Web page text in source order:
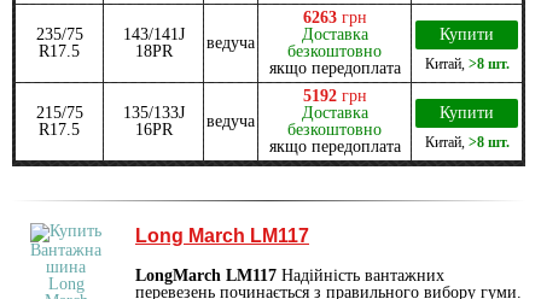
235/75
R17.5
143/141J
18PR
ведуча
6263 грн
Доставка
безкоштовно
якщо передоплата
Купити
Китай, >8 шт.
215/75
R17.5
135/133J
16PR
ведуча
5192 грн
Доставка
безкоштовно
якщо передоплата
Купити
Китай, >8 шт.
Long March LM117
LongMarch LM117 Надійність вантажних
перевезень починається з правильного вибору гуми.